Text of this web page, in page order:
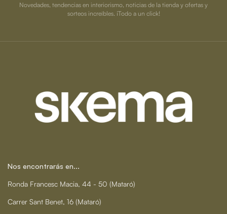
Novedades, tendencias en interiorismo, noticias de la tienda y ofertas y
sorteos increíbles. ¡Todo a un click!
Nos encontrarás en...
Ronda Francesc Macia, 44 - 50 (Mataró)
Carrer Sant Benet, 16 (Mataró)